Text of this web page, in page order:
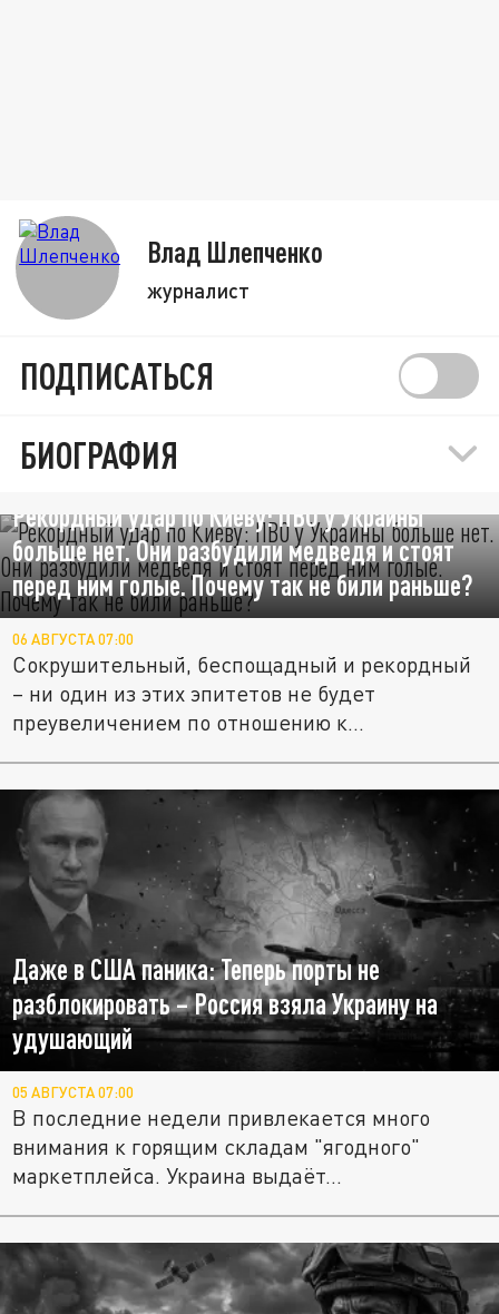
Влад Шлепченко
журналист
ПОДПИСАТЬСЯ
БИОГРАФИЯ
Рекордный удар по Киеву: ПВО у Украины
больше нет. Они разбудили медведя и стоят
перед ним голые. Почему так не били раньше?
06 АВГУСТА 07:00
Сокрушительный, беспощадный и рекордный
– ни один из этих эпитетов не будет
преувеличением по отношению к...
Даже в США паника: Теперь порты не
разблокировать – Россия взяла Украину на
удушающий
05 АВГУСТА 07:00
В последние недели привлекается много
внимания к горящим складам "ягодного"
маркетплейса. Украина выдаёт...